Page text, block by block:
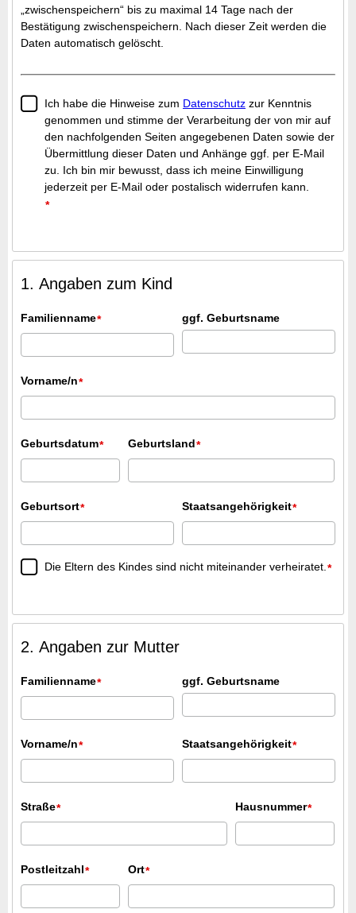
„zwischenspeichern“ bis zu maximal 14 Tage nach der
Bestätigung zwischenspeichern. Nach dieser Zeit werden die
Daten automatisch gelöscht.
Ich habe die Hinweise zum Datenschutz zur Kenntnis
genommen und stimme der Verarbeitung der von mir auf
den nachfolgenden Seiten angegebenen Daten sowie der
Übermittlung dieser Daten und Anhänge ggf. per E-Mail
zu. Ich bin mir bewusst, dass ich meine Einwilligung
jederzeit per E-Mail oder postalisch widerrufen kann.
*
1. Angaben zum Kind
Familienname* ggf. Geburtsname
Vorname/n*
Geburtsdatum* Geburtsland*
Geburtsort* Staatsangehörigkeit*
Die Eltern des Kindes sind nicht miteinander verheiratet. *
2. Angaben zur Mutter
Familienname* ggf. Geburtsname
Vorname/n* Staatsangehörigkeit*
Straße* Hausnummer*
Postleitzahl* Ort*